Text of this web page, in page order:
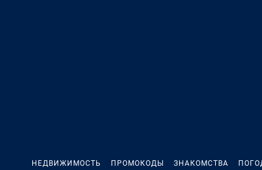
НЕДВИЖИМОСТЬ ПРОМОКОДЫ ЗНАКОМСТВА